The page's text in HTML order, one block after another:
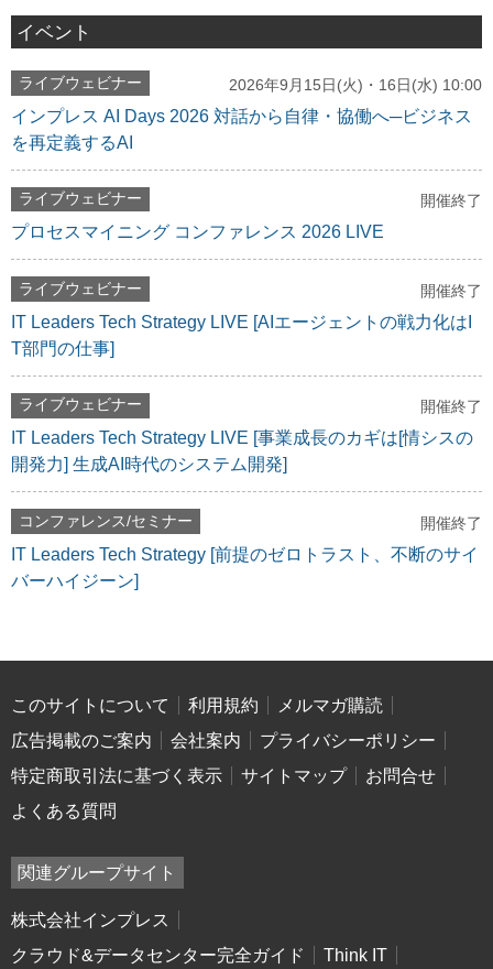
イベント
ライブウェビナー 2026年9月15日(火)・16日(水) 10:00
インプレス AI Days 2026 対話から自律・協働へ─ビジネス
を再定義するAI
ライブウェビナー 開催終了
プロセスマイニング コンファレンス 2026 LIVE
ライブウェビナー 開催終了
IT Leaders Tech Strategy LIVE [AIエージェントの戦力化はI
T部門の仕事]
ライブウェビナー 開催終了
IT Leaders Tech Strategy LIVE [事業成長のカギは[情シスの
開発力] 生成AI時代のシステム開発]
コンファレンス/セミナー 開催終了
IT Leaders Tech Strategy [前提のゼロトラスト、不断のサイ
バーハイジーン]
このサイトについて 利用規約
メルマガ購読
広告掲載のご案内
会社案内
プライバシーポリシー
特定商取引法に基づく表示
サイトマップ
お問合せ
よくある質問
関連グループサイト
株式会社インプレス
クラウド&データセンター完全ガイド
Think IT